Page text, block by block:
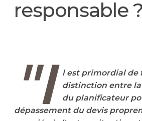
responsable ?
"I
l est primordial de
distinction entre
du planificateur
dépassement du devis